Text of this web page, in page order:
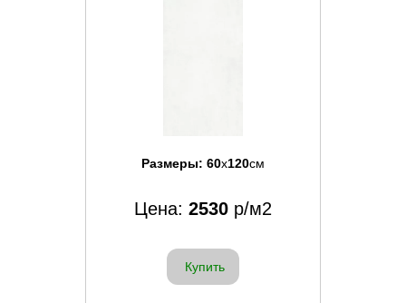
Размеры: 60x120см
Цена: 2530 р/м2
Купить